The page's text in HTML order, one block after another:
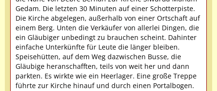
Gedam. Die letzten 30 Minuten auf einer Schotterpiste.
Die Kirche abgelegen, außerhalb von einer Ortschaft auf
einem Berg. Unten die Verkäufer von allerlei Dingen, die
ein Gläubiger unbedingt zu brauchen scheint. Dahinter
einfache Unterkünfte für Leute die länger bleiben.
Speisehütten, auf dem Weg dazwischen Busse, die
Gläubige heranschafften, teils von weit her und dann
parkten. Es wirkte wie ein Heerlager. Eine große Treppe
führte zur Kirche hinauf und durch einen Portalbogen.